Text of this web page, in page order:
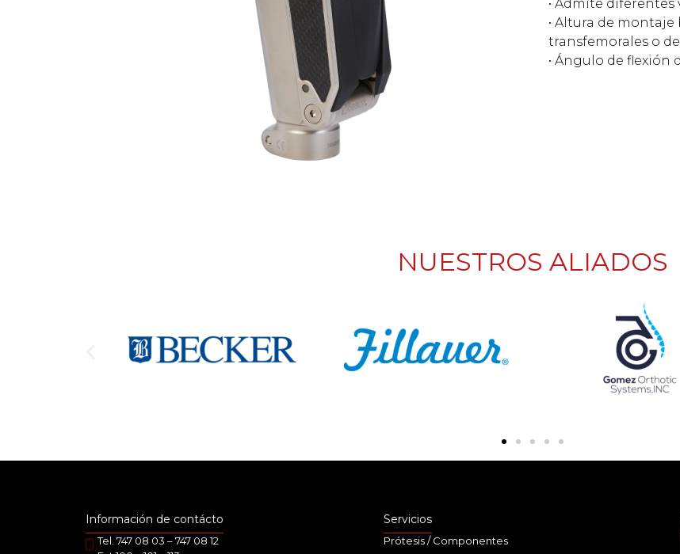
• Admite
• Altura de
transfemorales o
• Ángulo de flexión
NUESTROS ALIADOS
Información de contácto
Tel. 747 08 03 – 747 08 12
Servicios
Prótesis / Componentes